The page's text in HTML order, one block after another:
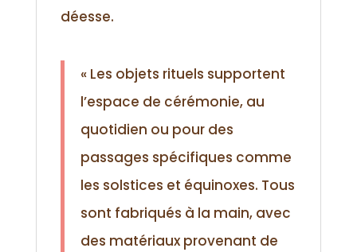
déesse.
« Les objets rituels supportent
l’espace de cérémonie, au
quotidien ou pour des
passages spécifiques comme
les solstices et équinoxes. Tous
sont fabriqués à la main, avec
des matériaux provenant de